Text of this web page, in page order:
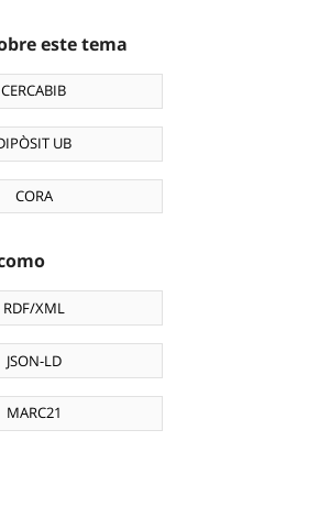
este tema
CERCABIB
UB
CORA
RDF/XML
JSON-LD
MARC21